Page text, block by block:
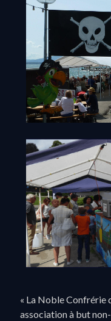
« La Noble Confrérie
association à but